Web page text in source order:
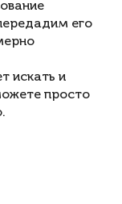
его
искать и
просто